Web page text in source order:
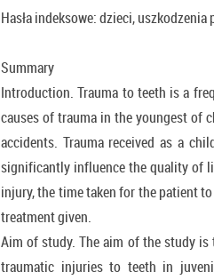
Hasła indeksowe: dzieci, uszkodzenia
Summary
Introduction. Trauma to teeth is a
causes of trauma in the youngest of
accidents. Trauma received as a
significantly influence the quality of
injury, the time taken for the patient
treatment given.
Aim of study. The aim of the study is
traumatic injuries to teeth in